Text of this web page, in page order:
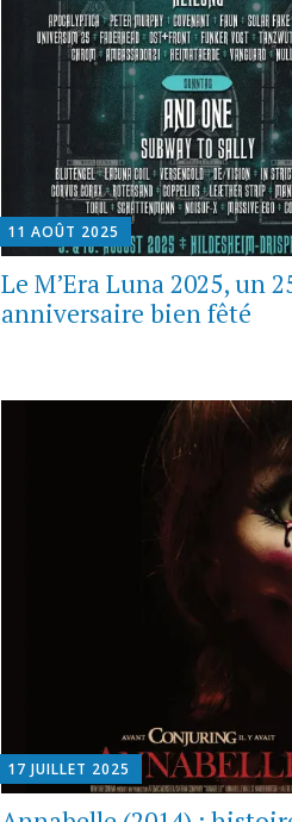
11 AOÛT 2025
Le M’Era Luna 2025, un
anniversaire bien fêté
17 JUILLET 2025